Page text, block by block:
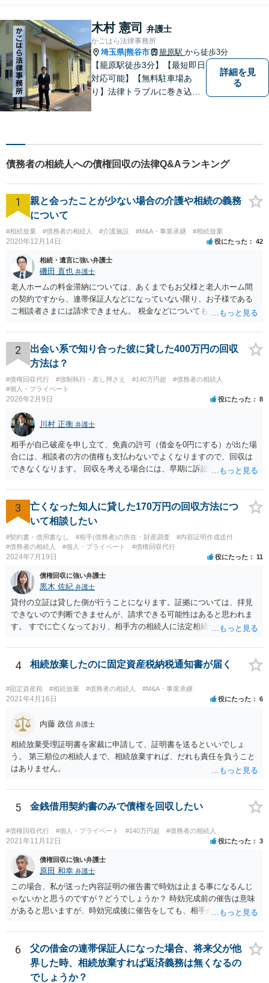
が高い」と感じる方も、まず
はお気持ちをお聞かせくださ
い。
木村 憲司 弁護士
かごはら法律事務所
埼玉県|熊谷市 籠原駅 から徒歩3分
【籠原駅徒歩3分】【最短即日
対応可能】【無料駐車場あ
り】法律トラブルに巻き込ま
解決の鍵です。お困りごとが
ございましたら、お気軽にご
相談ください。
詳細を見
る
債務者の相続人への債権回収の法律Q&Aランキング
1
親と会ったことが少ない場合の介護や相続の義務
について
#相続放棄 #債務者の相続人 #介護施設 #M&A・事業承継 #相続放棄
2020年12月14日 役にたった 42
相続・遺言に強い弁護士
磯田 直也 弁護士
老人ホームの料金滞納については、あくまでもお父様と老人ホーム間
の契約ですから、連帯保証人などになっていない限り、お子様である
ご相談者さまには請求できません。 税金などについても滞納している
護受給の際に扶養できないかという連絡が役所から来ますが、できな
い旨回答すればそれまでです。 相続が開始した場合については先述の
通りです。 民法上の扶養義務はご相談者さまがお考えのほど強いもの
ではありません。 あくまでも、余力の範囲で認められるものです。 親
の介護は子供がみるという民法の条文はありません。 また、親に対す
る扶養義務は配偶者や子に対する扶養義務に比べて弱いものです。 生
養義務の順位を下げる一つの理由になります。
2
出会い系で知り合った彼に貸した400万円の回収
方法は？
#債権回収代行 #強制執行・差し押さえ #140万円超
#債務者の相続人
#個人・プライベート
2026年2月9日 役にたった 8
川村 正衡 弁護士
相手が自己破産を申し立て、免責の許可（借金を0円にする）が出た場
合には、相談者の方の債権も支払わないでよくなりますので、回収は
できなくなります。 回収を考える場合には、早期に訴訟提起などを進
3
亡くなった知人に貸した170万円の回収方法につ
いて相談したい
#契約書・借用書なし #相手(債務者)の所在・財産調査
#内容証明作成送付
#債務者の相続人
#個人・プライベート #債権回収代行
2024年7月19日 役にたった 11
債権回収に強い弁護士
黒木 佐紀 弁護士
貸付の立証は貸した側が行うことになります。証拠については、拝見
できないので判断できませんが、請求できる可能性はあると思われま
す。 すでに亡くなっており、相手方の相続人に法定相続分に応じて請
が難しくなります。 お早めに相続人に請求していくか、それが難しい
場合は、弁護士に相談されるのがよろしいかと思います。
4 相続放棄したのに固定資産税納税通知書が届く
#固定資産税 #相続放棄 #債務者の相続人 #M&A・事業承継
2021年4月16日 役にたった 6
内藤 政信 弁護士
相続放棄受理証明書を家裁に申請して、証明書を送るといいでしょ
う。 第三順位の相続人まで、相続放棄すれば、だれも責任を負うこと
はありません。
5 金銭借用契約書のみで債権を回収したい
#債権回収代行 #個人・プライベート #140万円超 #債務者の相続人
2021年11月12日 役にたった 3
債権回収に強い弁護士
原田 和幸 弁護士
この場合、私が送った内容証明の催告書で時効は止まる事になるんじ
ゃないかと思うのですが？どうでしょうか？ 時効完成前の催告は意味
があると思いますが、時効完成後に催告をしても、相手が時効の援用
6
父の借金の連帯保証人になった場合、将来父が他
界した時、相続放棄すれば返済義務は無くなるの
でしょうか？